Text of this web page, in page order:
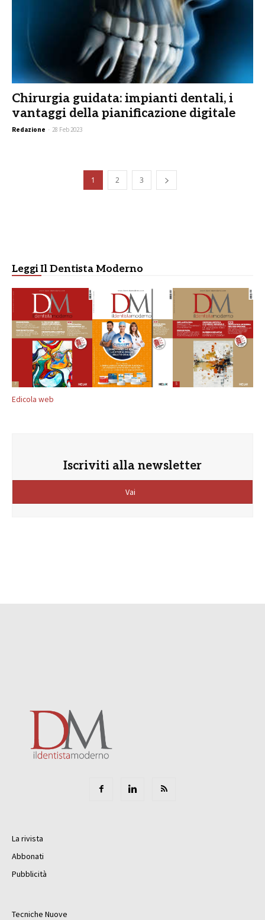
Chirurgia guidata: impianti dentali, i
vantaggi della pianificazione digitale
Redazione - 28 Feb 2023
1 2 3
Leggi Il Dentista Moderno
Edicola web
Iscriviti alla newsletter
Vai
La rivista
Abbonati
Pubblicità
Tecniche Nuove